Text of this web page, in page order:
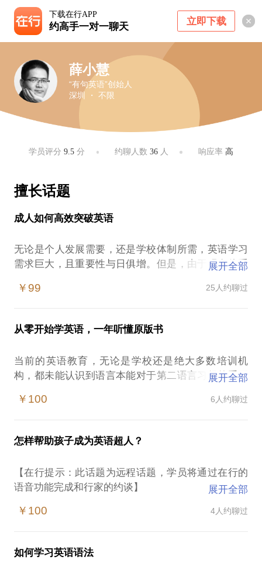
下载在行APP
约高手一对一聊天 立即下载
薛小慧
“有句英语”创始人
深圳 ・ 不限
学员评分9.5 分 约聊人数 36人 响应率 高
擅长话题
成人如何高效突破英语
无论是个人发展需要，还是学校体制所需，英语学习
需求巨大，且重要性与日俱增。但是，由于现有体系
合适，造成了大量的人力、物力浪费，而效果欠佳。
岁以上学习者容易遭遇以下问题：
对于语言本能缺乏认知，去“学”语言，事倍功半；
材；
聆听时间不足，聆听方法不正确，不能为语言本能的
发展创造必要的条件；
听读英文原著；如果每天学习3小时，三年后可奠定扎
史》等名著。
我愿意与你分享的内容包括：
根据您的志向、爱好、需求，建议相应的学习计划；
展开全部
￥99 25人约聊过
从零开始学英语，一年听懂原版书
当前的英语教育，无论是学校还是绝大多数培训机
构，都未能认识到语言本能对于第二语言习得的重要
因此，语言课程大都从易到难来安排，看起来仿佛循
生命。英语教学效果差强人意。
而实际上，根据国际领先的语言学家
言的本能。 这个结论给我们的启示，是我们可以学习
自己感兴趣的任何语言材料！语言材料无需做难易区
分，只需要看它是否与你的需要相应！
我们必须懂得效法天道。那么，语言学习的天道是什
展开全部
￥100 6人约聊过
怎样帮助孩子成为英语超人？
【在行提示：此话题为远程话题，学员将通过在行的
语音功能完成和行家的约谈】
略内心的成长。殊不知，一个人的语言能力，取决于
力、交际能力、知识结构等。由于人们的心灵境界、
生命体验、思维能力、交际能力、知识结构各不相
展开全部
￥100 4人约聊过
如何学习英语语法